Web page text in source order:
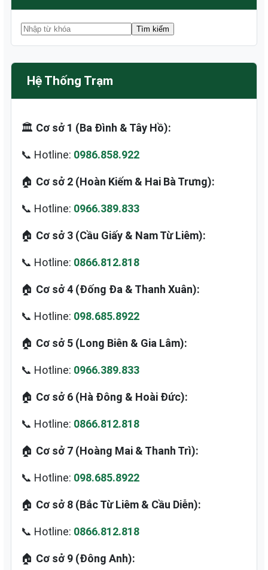
Hệ Thống Trạm
🏛️ Cơ sở 1 (Ba Đình & Tây Hồ):
📞 Hotline: 0986.858.922
🏠 Cơ sở 2 (Hoàn Kiếm & Hai Bà Trưng):
📞 Hotline: 0966.389.833
🏠 Cơ sở 3 (Cầu Giấy & Nam Từ Liêm):
📞 Hotline: 0866.812.818
🏠 Cơ sở 4 (Đống Đa & Thanh Xuân):
📞 Hotline: 098.685.8922
🏠 Cơ sở 5 (Long Biên & Gia Lâm):
📞 Hotline: 0966.389.833
🏠 Cơ sở 6 (Hà Đông & Hoài Đức):
📞 Hotline: 0866.812.818
🏠 Cơ sở 7 (Hoàng Mai & Thanh Trì):
📞 Hotline: 098.685.8922
🏠 Cơ sở 8 (Bắc Từ Liêm & Cầu Diễn):
📞 Hotline: 0866.812.818
🏠 Cơ sở 9 (Đông Anh):